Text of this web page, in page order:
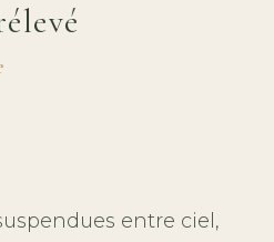
entre ciel,